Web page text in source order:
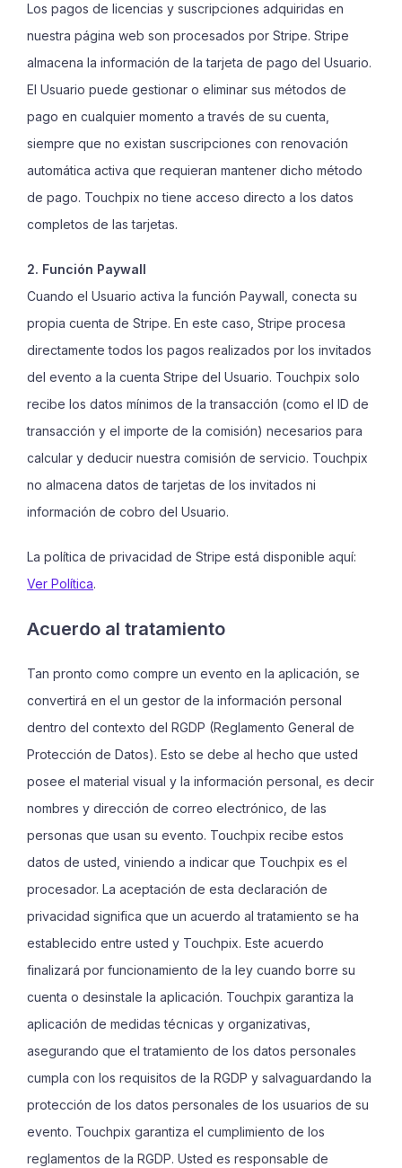
Los pagos de licencias y suscripciones adquiridas en
nuestra página web son procesados por Stripe. Stripe
almacena la información de la tarjeta de pago del Usuario.
El Usuario puede gestionar o eliminar sus métodos de
pago en cualquier momento a través de su cuenta,
siempre que no existan suscripciones con renovación
automática activa que requieran mantener dicho método
de pago. Touchpix no tiene acceso directo a los datos
completos de las tarjetas.
2. Función Paywall
Cuando el Usuario activa la función Paywall, conecta su
propia cuenta de Stripe. En este caso, Stripe procesa
directamente todos los pagos realizados por los invitados
del evento a la cuenta Stripe del Usuario. Touchpix solo
recibe los datos mínimos de la transacción (como el ID de
transacción y el importe de la comisión) necesarios para
calcular y deducir nuestra comisión de servicio. Touchpix
no almacena datos de tarjetas de los invitados ni
información de cobro del Usuario.
La política de privacidad de Stripe está disponible aquí:
Ver Política.
Acuerdo al tratamiento
Tan pronto como compre un evento en la aplicación, se
convertirá en el un gestor de la información personal
dentro del contexto del RGDP (Reglamento General de
Protección de Datos). Esto se debe al hecho que usted
posee el material visual y la información personal, es decir
nombres y dirección de correo electrónico, de las
personas que usan su evento. Touchpix recibe estos
datos de usted, viniendo a indicar que Touchpix es el
procesador. La aceptación de esta declaración de
privacidad significa que un acuerdo al tratamiento se ha
establecido entre usted y Touchpix. Este acuerdo
finalizará por funcionamiento de la ley cuando borre su
cuenta o desinstale la aplicación. Touchpix garantiza la
aplicación de medidas técnicas y organizativas,
asegurando que el tratamiento de los datos personales
cumpla con los requisitos de la RGDP y salvaguardando la
protección de los datos personales de los usuarios de su
evento. Touchpix garantiza el cumplimiento de los
reglamentos de la RGDP. Usted es responsable de